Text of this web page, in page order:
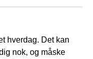
hverdag. Det kan
nok, og måske